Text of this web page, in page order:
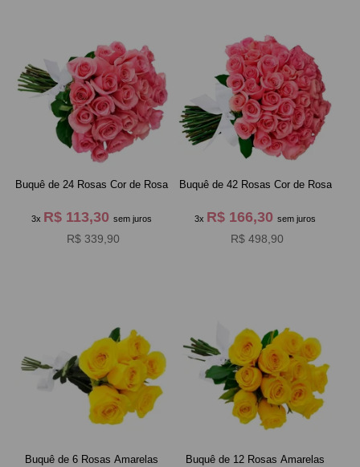
Buquê de 24 Rosas Cor de Rosa
3x R$ 113,30sem juros
R$ 339,90
Buquê de 42 Rosas Cor de Rosa
3x R$ 166,30sem juros
R$ 498,90
Buquê de 6 Rosas Amarelas Buquê de 12 Rosas Amarelas